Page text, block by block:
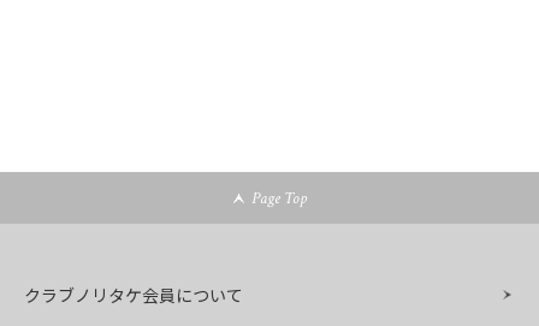
Page Top
クラブノリタケ会員について